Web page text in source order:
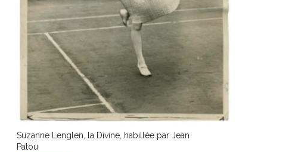
Suzanne Lenglen, la Divine, habillée par Jean
Patou